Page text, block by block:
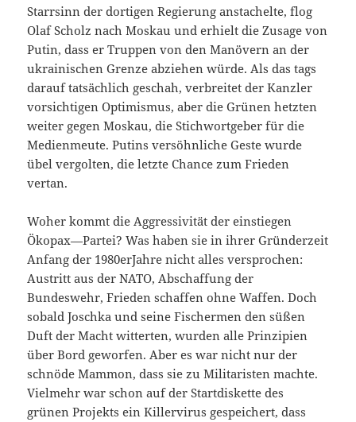
Starrsinn der dortigen Regierung anstachelte, flog
Olaf Scholz nach Moskau und erhielt die Zusage von
Putin, dass er Truppen von den Manövern an der
ukrainischen Grenze abziehen würde. Als das tags
darauf tatsächlich geschah, verbreitet der Kanzler
vorsichtigen Optimismus, aber die Grünen hetzten
weiter gegen Moskau, die Stichwortgeber für die
Medienmeute. Putins versöhnliche Geste wurde
übel vergolten, die letzte Chance zum Frieden
vertan.
Woher kommt die Aggressivität der einstiegen
Ökopax—Partei? Was haben sie in ihrer Gründerzeit
Anfang der 1980erJahre nicht alles versprochen:
Austritt aus der NATO, Abschaffung der
Bundeswehr, Frieden schaffen ohne Waffen. Doch
sobald Joschka und seine Fischermen den süßen
Duft der Macht witterten, wurden alle Prinzipien
über Bord geworfen. Aber es war nicht nur der
schnöde Mammon, dass sie zu Militaristen machte.
Vielmehr war schon auf der Startdiskette des
grünen Projekts ein Killervirus gespeichert, dass